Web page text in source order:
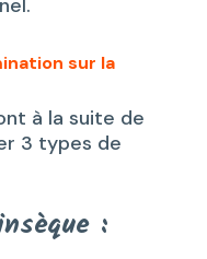
sur la
à la suite de
3 types de
: